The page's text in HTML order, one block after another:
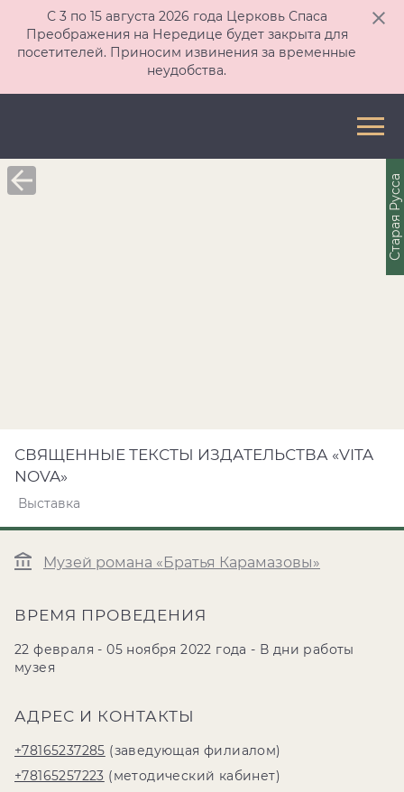
С 3 по 15 августа 2026 года Церковь Спаса
Преображения на Нередице будет закрыта для
посетителей. Приносим извинения за временные
неудобства.
СВЯЩЕННЫЕ ТЕКСТЫ ИЗДАТЕЛЬСТВА «VITA
NOVA»
Выставка
Музей романа «Братья Карамазовы»
ВРЕМЯ ПРОВЕДЕНИЯ
22 февраля - 05 ноября 2022 года - В дни работы
музея
АДРЕС И КОНТАКТЫ
+78165237285 (заведующая филиалом)
+78165257223 (методический кабинет)
Старая Русса